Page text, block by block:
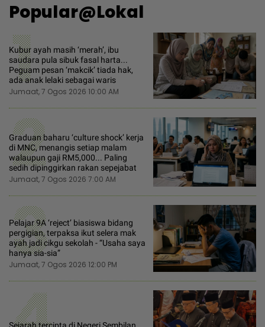
Popular@Lokal
1
Kubur ayah masih ‘merah’, ibu
saudara pula sibuk fasal harta...
Peguam pesan ‘makcik’ tiada hak,
ada anak lelaki sebagai waris
Jumaat, 7 Ogos 2026 10:00 AM
2
Graduan baharu ‘culture shock’ kerja
di MNC, menangis setiap malam
walaupun gaji RM5,000... Paling
sedih dipinggirkan rakan sepejabat
Jumaat, 7 Ogos 2026 7:00 AM
3
Pelajar 9A ‘reject’ biasiswa bidang
pergigian, terpaksa ikut selera mak
ayah jadi cikgu sekolah - “Usaha saya
hanya sia-sia”
Jumaat, 7 Ogos 2026 12:00 PM